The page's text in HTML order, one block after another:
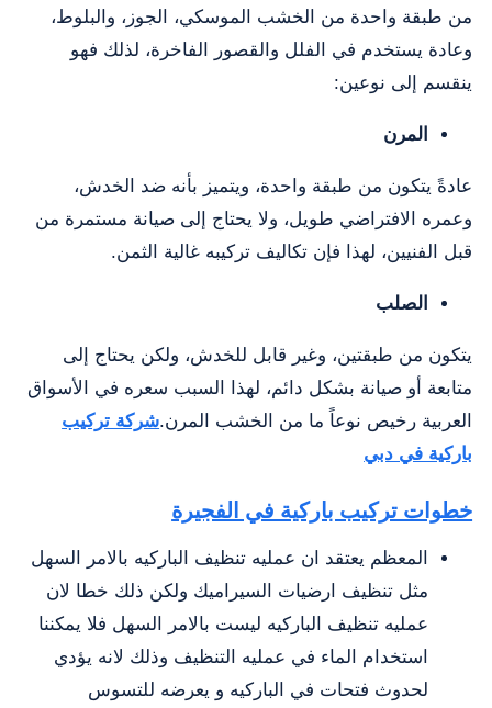
من طبقة واحدة من الخشب الموسكي، الجوز، والبلوط،
وعادة يستخدم في الفلل والقصور الفاخرة، لذلك فهو
ينقسم إلى نوعين:
المرن
عادةً يتكون من طبقة واحدة، ويتميز بأنه ضد الخدش،
وعمره الافتراضي طويل، ولا يحتاج إلى صيانة مستمرة من
قبل الفنيين، لهذا فإن تكاليف تركيبه غالية الثمن.
الصلب
يتكون من طبقتين، وغير قابل للخدش، ولكن يحتاج إلى
متابعة أو صيانة بشكل دائم، لهذا السبب سعره في الأسواق
العربية رخيص نوعاً ما من الخشب المرن.شركة تركيب
باركية في دبي
خطوات تركيب باركية في الفجيرة
المعظم يعتقد ان عمليه تنظيف الباركيه بالامر السهل
مثل تنظيف ارضيات السيراميك ولكن ذلك خطا لان
عمليه تنظيف الباركيه ليست بالامر السهل فلا يمكننا
استخدام الماء في عمليه التنظيف وذلك لانه يؤدي
لحدوث فتحات في الباركيه و يعرضه للتسوس